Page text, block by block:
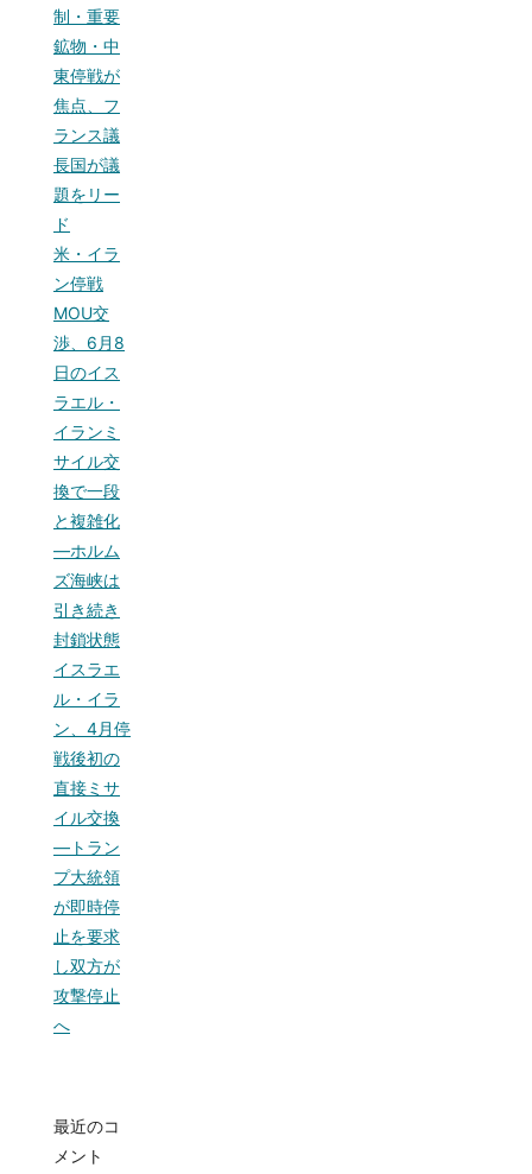
制・重要
鉱物・中
東停戦が
焦点、フ
ランス議
長国が議
題をリー
ド
米・イラ
ン停戦
MOU交
渉、6月8
日のイス
ラエル・
イランミ
サイル交
換で一段
と複雑化
—ホルム
ズ海峡は
引き続き
封鎖状態
イスラエ
ル・イラ
ン、4月停
戦後初の
直接ミサ
イル交換
—トラン
プ大統領
が即時停
止を要求
し双方が
攻撃停止
へ
最近のコ
メント